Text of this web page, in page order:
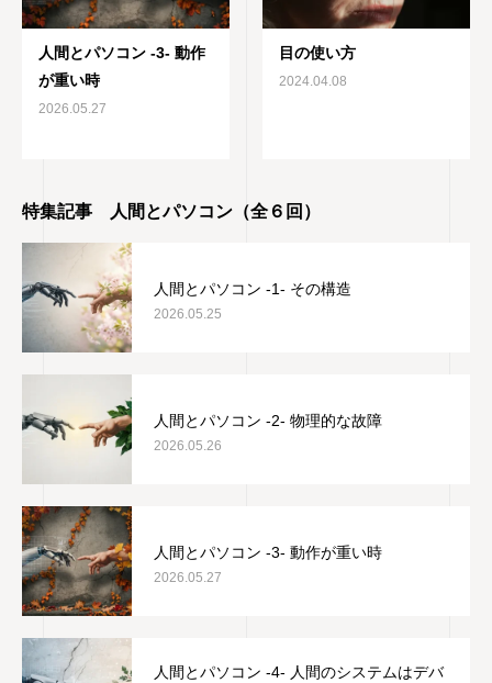
人間とパソコン -3- 動作
が重い時
2026.05.27
目の使い方
2024.04.08
特集記事 人間とパソコン（全６回）
人間とパソコン -1- その構造
2026.05.25
人間とパソコン -2- 物理的な故障
2026.05.26
人間とパソコン -3- 動作が重い時
2026.05.27
人間とパソコン -4- 人間のシステムはデバ